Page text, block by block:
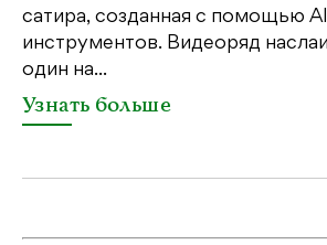
сатира, созданная с помощью
инструментов. Видеоряд
один на...
Узнать больше